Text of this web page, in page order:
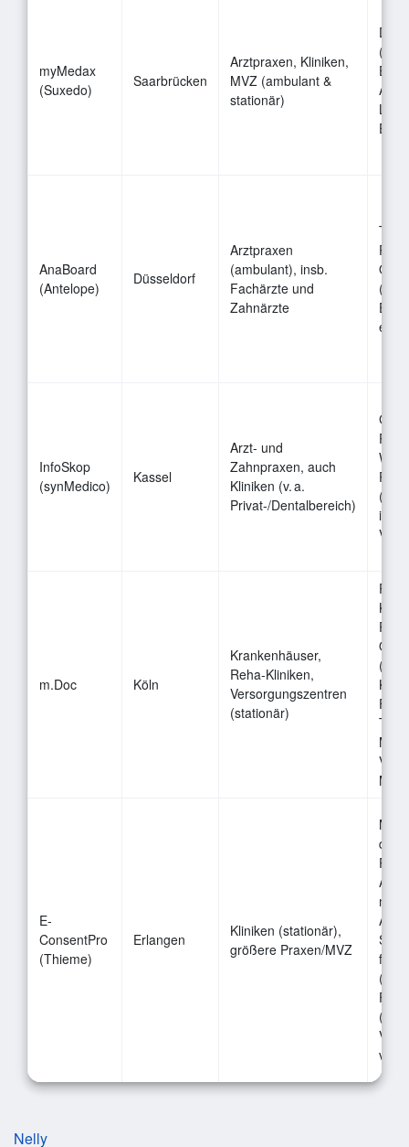
myMedax
(Suxedo)
Saarbrücken
Arztpraxen, Kliniken,
MVZ (ambulant &
stationär)
AnaBoard
(Antelope)
Düsseldorf
Arztpraxen
(ambulant), insb.
Fachärzte und
Zahnärzte
Ort,
InfoSkop
(synMedico)
Kassel
Arzt- und
Zahnpraxen, auch
Kliniken (v. a.
Privat-/Dentalbereich)
m.Doc Köln
Krankenhäuser,
Reha-Kliniken,
Versorgungszentren
(stationär)
E-
ConsentPro
(Thieme)
Erlangen
Kliniken (stationär),
größere Praxen/MVZ
mit
für
von
Nelly